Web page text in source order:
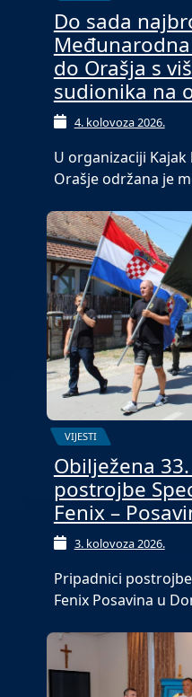
Do sada
do Orašja s
sudionika na
4. kolovoza 2026.
U organizaciji Kajak
Orašje održana je
VIJESTI
Obilježena
postrojbe
Fenix –
3. kolovoza 2026.
Pripadnici
Fenix Posavina u